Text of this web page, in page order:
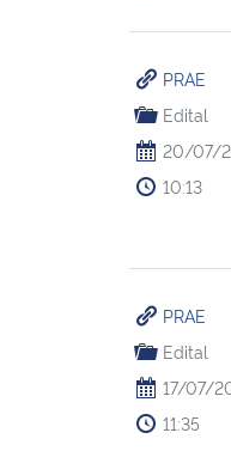
PRAE
Edital
20/07/
10:13
PRAE
Edital
17/07/
11:35